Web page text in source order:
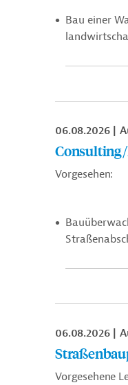
Bau einer
06.08.2026
Vorgesehen:
06.08.2026
Vorgesehene